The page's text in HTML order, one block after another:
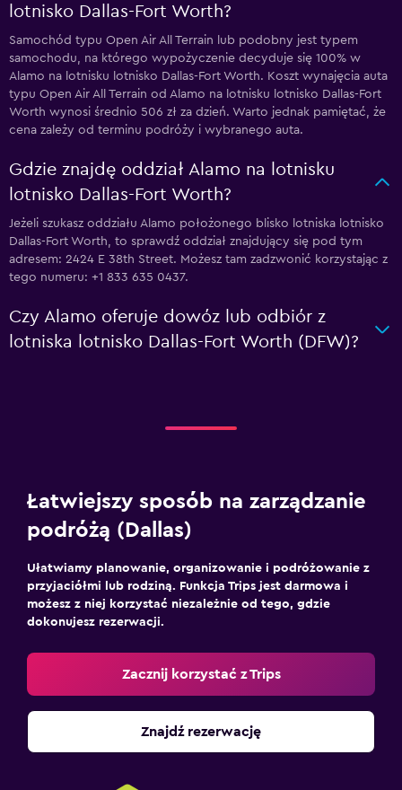
lotnisko Dallas-Fort Worth?
Samochód typu Open Air All Terrain lub podobny jest typem
samochodu, na którego wypożyczenie decyduje się 100% w
Alamo na lotnisku lotnisko Dallas-Fort Worth. Koszt wynajęcia auta
typu Open Air All Terrain od Alamo na lotnisku lotnisko Dallas-Fort
Worth wynosi średnio 506 zł za dzień. Warto jednak pamiętać, że
cena zależy od terminu podróży i wybranego auta.
Gdzie znajdę oddział Alamo na lotnisku
lotnisko Dallas-Fort Worth?
Jeżeli szukasz oddziału Alamo położonego blisko lotniska lotnisko
Dallas-Fort Worth, to sprawdź oddział znajdujący się pod tym
adresem: 2424 E 38th Street. Możesz tam zadzwonić korzystając z
tego numeru: +1 833 635 0437.
Czy Alamo oferuje dowóz lub odbiór z
lotniska lotnisko Dallas-Fort Worth (DFW)?
Łatwiejszy sposób na zarządzanie
podróżą (Dallas)
Ułatwiamy planowanie, organizowanie i podróżowanie z
przyjaciółmi lub rodziną. Funkcja Trips jest darmowa i
możesz z niej korzystać niezależnie od tego, gdzie
dokonujesz rezerwacji.
Zacznij korzystać z Trips
Znajdź rezerwację